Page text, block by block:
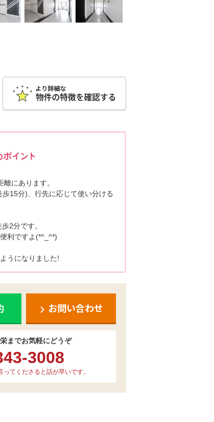
にあります。
15分)、行先に応じて使い分ける
2分です。
利ですよ(*^_^*)
うになりました!
お問い合わせ
までお気軽にどうぞ
3008
ってくださると話が早いです。